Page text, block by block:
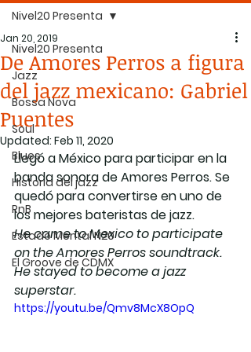
Nivel20 Presenta
Jazz
Bossa Nova
Soul
Blues
Historia del jazz
RnB
Estado Mental N20
El Groove de CDMX
Nivel20 Presenta
De Amores Perros a figura
del jazz mexicano: Gabriel
Puentes
Jan 20, 2019
Updated: Feb 11, 2020
Llegó a México para participar en la
banda sonora de Amores Perros. Se
quedó para convertirse en uno de
los mejores bateristas de jazz.
He came to Mexico to participate
on the Amores Perros soundtrack.
He stayed to become a jazz
superstar.
https://youtu.be/Qmv8McX8OpQ